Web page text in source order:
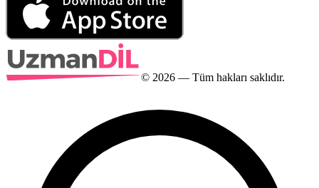
© 2026 — Tüm hakları saklıdır.